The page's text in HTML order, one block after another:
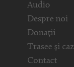
Audio
Despre noi
Donații
Trasee și
Contact